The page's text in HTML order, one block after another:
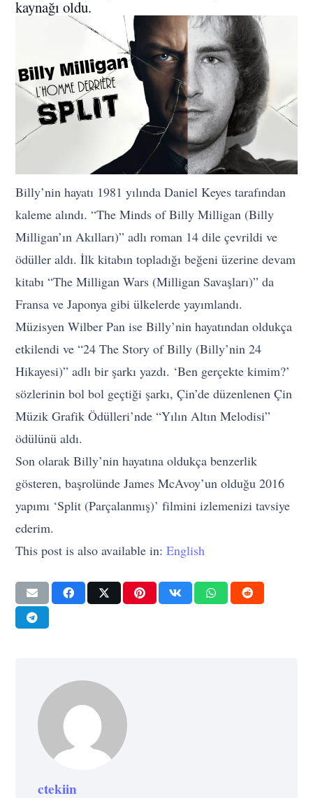
kaynağı oldu.
Billy’nin hayatı 1981 yılında Daniel Keyes tarafından
kaleme alındı. “The Minds of Billy Milligan (Billy
Milligan’ın Akılları)” adlı roman 14 dile çevrildi ve
ödüller aldı. İlk kitabın topladığı beğeni üzerine devam
kitabı “The Milligan Wars (Milligan Savaşları)” da
Fransa ve Japonya gibi ülkelerde yayımlandı.
Müzisyen Wilber Pan ise Billy’nin hayatından oldukça
etkilendi ve “24 The Story of Billy (Billy’nin 24
Hikayesi)” adlı bir şarkı yazdı. ‘Ben gerçekte kimim?’
sözlerinin bol bol geçtiği şarkı, Çin’de düzenlenen Çin
Müzik Grafik Ödülleri’nde “Yılın Altın Melodisi”
ödülünü aldı.
Son olarak Billy’nin hayatına oldukça benzerlik
gösteren, başrolünde James McAvoy’un olduğu 2016
yapımı ‘Split (Parçalanmış)’ filmini izlemenizi tavsiye
ederim.
This post is also available in:English
ctekiin